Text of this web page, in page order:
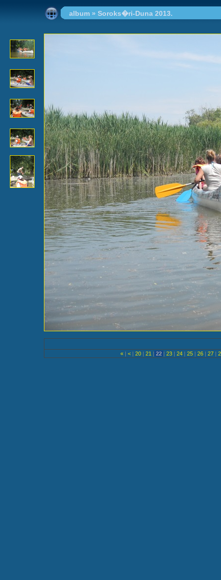
album » Soroks�ri-Duna 2013.
« | < | 20 | 21 | 22 | 23 | 24 | 25 | 26 | 27 |